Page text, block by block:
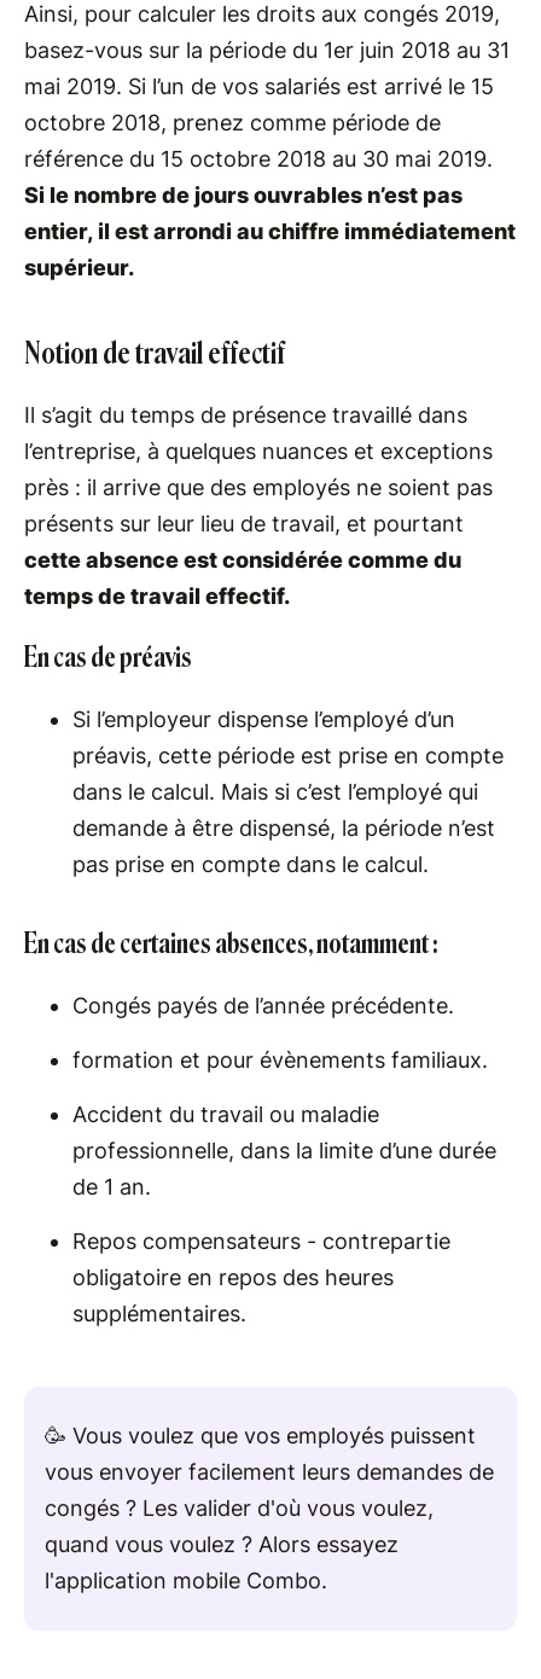
Ainsi, pour calculer les droits aux congés 2019,
basez-vous sur la période du 1er juin 2018 au 31
mai 2019. Si l’un de vos salariés est arrivé le 15
octobre 2018, prenez comme période de
référence du 15 octobre 2018 au 30 mai 2019.
Si le nombre de jours ouvrables n’est pas
entier, il est arrondi au chiffre immédiatement
supérieur.
Notion de travail effectif
Il s’agit du temps de présence travaillé dans
l’entreprise, à quelques nuances et exceptions
près : il arrive que des employés ne soient pas
présents sur leur lieu de travail, et pourtant
cette absence est considérée comme du
temps de travail effectif.
En cas de préavis
Si l’employeur dispense l’employé d’un
préavis, cette période est prise en compte
dans le calcul. Mais si c’est l’employé qui
demande à être dispensé, la période n’est
pas prise en compte dans le calcul.
En cas de certaines absences, notamment :
Congés payés de l’année précédente.
formation et pour évènements familiaux.
Accident du travail ou maladie
professionnelle, dans la limite d’une durée
de 1 an.
Repos compensateurs - contrepartie
obligatoire en repos des heures
supplémentaires.
🥳 Vous voulez que vos employés puissent
vous envoyer facilement leurs demandes de
congés ? Les valider d'où vous voulez,
quand vous voulez ? Alors essayez
l'application mobile Combo.